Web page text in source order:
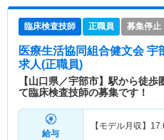
臨床検査技師 正職員 募集停止
医療生活協同組合健文会 宇
求人(正職員)
【山口県／宇部市】駅から徒
て臨床検査技師の募集です！
給与
【モデル月収】